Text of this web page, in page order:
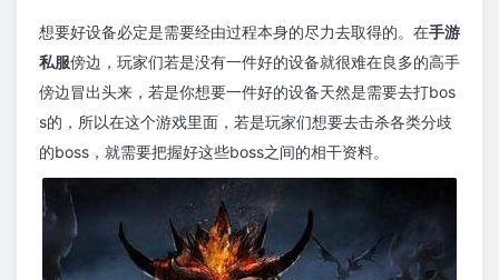
想要好设备必定是需要经由过程本身的尽力去取得的。在手游
私服傍边，玩家们若是没有一件好的设备就很难在良多的高手
傍边冒出头来，若是你想要一件好的设备天然是需要去打bos
s的，所以在这个游戏里面，若是玩家们想要去击杀各类分歧
的boss，就需要把握好这些boss之间的相干资料。